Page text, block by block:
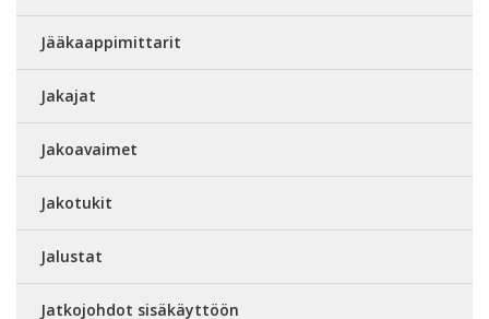
Jääkaappimittarit
Jakajat
Jakoavaimet
Jakotukit
Jalustat
Jatkojohdot sisäkäyttöön